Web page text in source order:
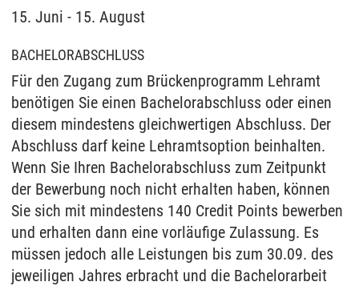
15. Juni - 15. August
BACHELORABSCHLUSS
Für den Zugang zum Brückenprogramm Lehramt
benötigen Sie einen Bachelorabschluss oder einen
diesem mindestens gleichwertigen Abschluss. Der
Abschluss darf keine Lehramtsoption beinhalten.
Wenn Sie Ihren Bachelorabschluss zum Zeitpunkt
der Bewerbung noch nicht erhalten haben, können
Sie sich mit mindestens 140 Credit Points bewerben
und erhalten dann eine vorläufige Zulassung. Es
müssen jedoch alle Leistungen bis zum 30.09. des
jeweiligen Jahres erbracht und die Bachelorarbeit